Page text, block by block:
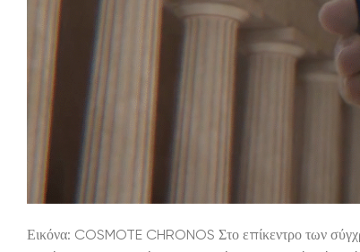
Εικόνα: COSMOTE CHRONOS Στο επίκεντρο των